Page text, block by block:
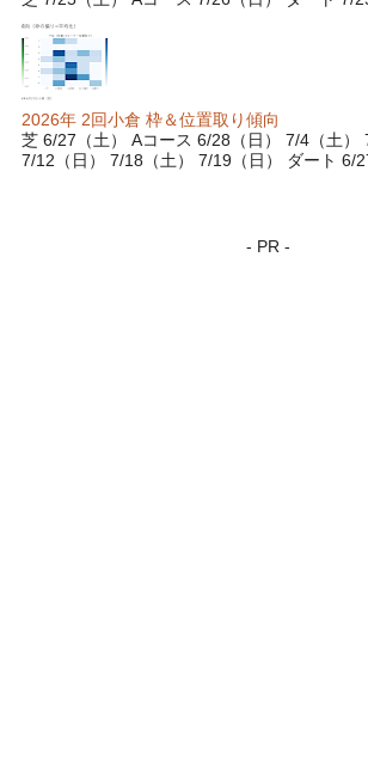
2026年 2回小倉 枠＆位置取り傾向
芝 6/27（土） Aコース 6/28（日） 7/4（土）
7/12（日） 7/18（土） 7/19（日） ダート 6/
- PR -